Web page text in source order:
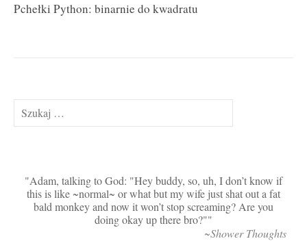
Pchełki Python: binarnie do kwadratu
Szukaj:
Adam, talking to God: "Hey buddy, so, uh, I don’t know if
this is like ~normal~ or what but my wife just shat out a fat
bald monkey and now it won’t stop screaming? Are you
doing okay up there bro?"
~Shower Thoughts